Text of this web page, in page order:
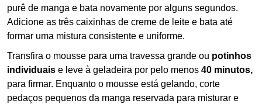
purê de manga e bata novamente por alguns segundos.
Adicione as três caixinhas de creme de leite e bata até
formar uma mistura consistente e uniforme.
Transfira o mousse para uma travessa grande ou potinhos
individuais e leve à geladeira por pelo menos 40 minutos,
para firmar. Enquanto o mousse está gelando, corte
pedaços pequenos da manga reservada para misturar e